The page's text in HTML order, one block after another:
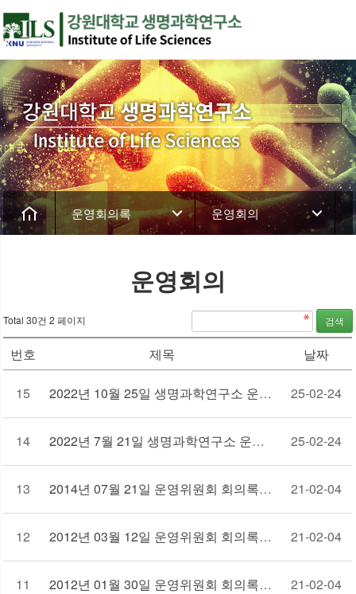
운영회의록 운영회의
운영회의
Total 30건 2 페이지
번호 제목 날짜
15 2022년 10월 25일 생명과학연구소 운영회의록 25-02-24
14 2022년 7월 21일 생명과학연구소 운영회의록 25-02-24
13 2014년 07월 21일 운영위원회 회의록 21-02-04
12 2012년 03월 12일 운영위원회 회의록 21-02-04
11 2012년 01월 30일 운영위원회 회의록 21-02-04